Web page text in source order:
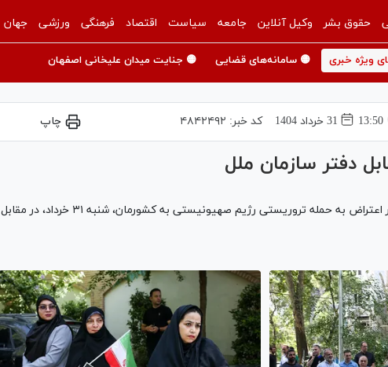
حقوق بشر وکیل آنلاین جامعه سیاست اقتصاد فرهنگی ورزشی جهان
ویژه خبری 🟡 سامانه‌های قضایی 🟡 جنایت میدان علیخانی اصفهان
13:50 31 خرداد 1404 کد خبر: ۴۸۴۲۴۹۲ چاپ
دفتر سازمان ملل
رژیم صهیونیستی به کشورمان، شنبه ۳۱ خرداد، در مقابل دفتر سازمان ملل در تهران تجمع کردند.